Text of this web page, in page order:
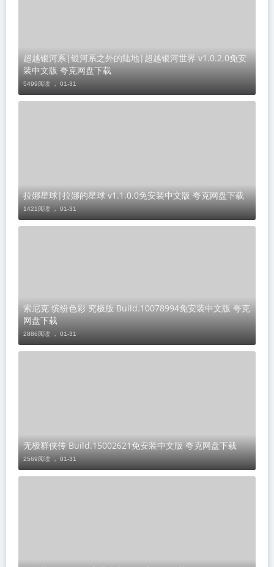
超越银河系|银河系之外的陆地|超越银河世界 v1.0.2.0免安
装中文版 夸克网盘下载
5499阅读 ， 01-31
​拉娜星球|拉娜的星球 v1.1.0.0免安装中文版 夸克网盘下载
1421阅读 ， 01-31
索尼克 缤纷色彩 究极版 Build.10078994免安装中文版 夸克
网盘下载
2886阅读 ， 01-31
无极群侠传 Build.15002621免安装中文版 夸克网盘下载
2569阅读 ， 01-31